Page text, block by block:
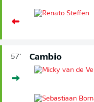
57' Cambio